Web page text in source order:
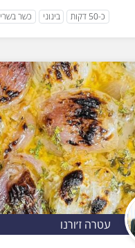
כ-50 דקות בינוני כשר בשרי
עטרה ז׳ורנו